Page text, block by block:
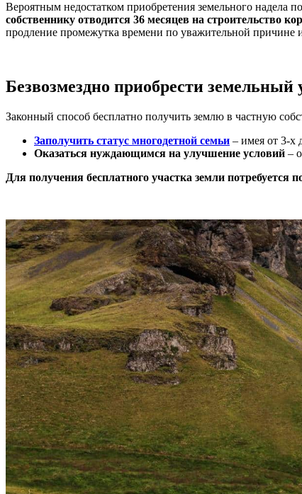
Вероятным недостатком приобретения земельного надела
собственнику отводится 36 месяцев на строительство
продление промежутка времени по уважительной причине
Безвозмездно приобрести земельный
Законный способ бесплатно получить землю в частную
Заполучить статус многодетной семьи – имея от 3-х
Оказаться нуждающимся на улучшение условий –
Для получения бесплатного участка земли